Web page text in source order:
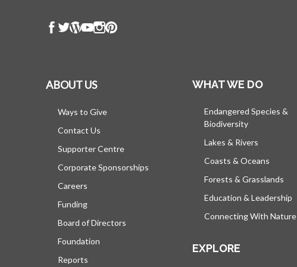
ABOUT US
Ways to Give
Contact Us
Supporter Centre
Corporate Sponsorships
Careers
Funding
Board of Directors
Foundation
Reports
WHAT WE DO
Endangered Species &
Biodiversity
Lakes & Rivers
Coasts & Oceans
Forests & Grasslands
Education & Leadership
Connecting With Nature
EXPLORE